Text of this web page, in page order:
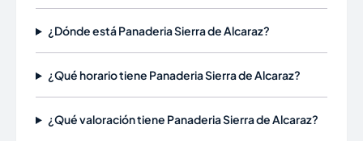
¿Dónde está Panaderia Sierra de Alcaraz?
¿Qué horario tiene Panaderia Sierra de Alcaraz?
¿Qué valoración tiene Panaderia Sierra de Alcaraz?